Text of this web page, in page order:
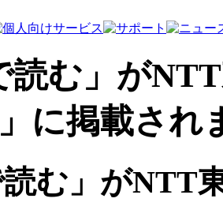
読む」が
に掲載され
読む」がNTT